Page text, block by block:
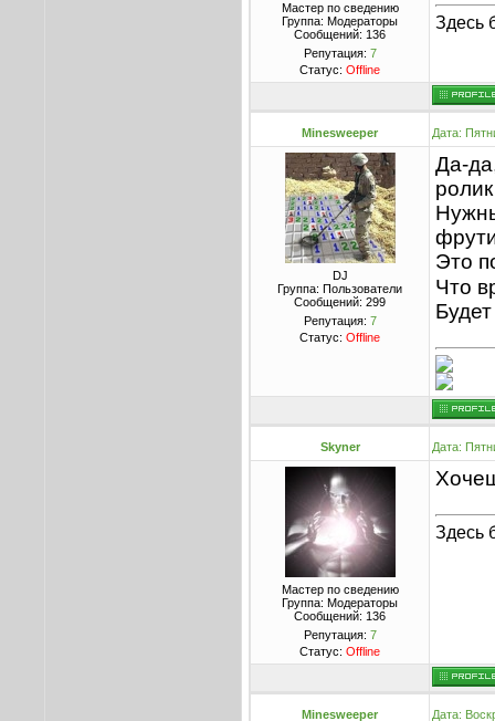
Мастер по сведению
Группа: Модераторы
Сообщений: 136
Репутация: 7
Статус: Offline
Здесь
Minesweeper Дата:
DJ
Группа: Пользователи
Сообщений: 299
Репутация: 7
Статус: Offline
Да-
Это
Что
Skyner Дата:
Мастер по сведению
Группа: Модераторы
Сообщений: 136
Репутация: 7
Статус: Offline
Здесь
Minesweeper Дата: